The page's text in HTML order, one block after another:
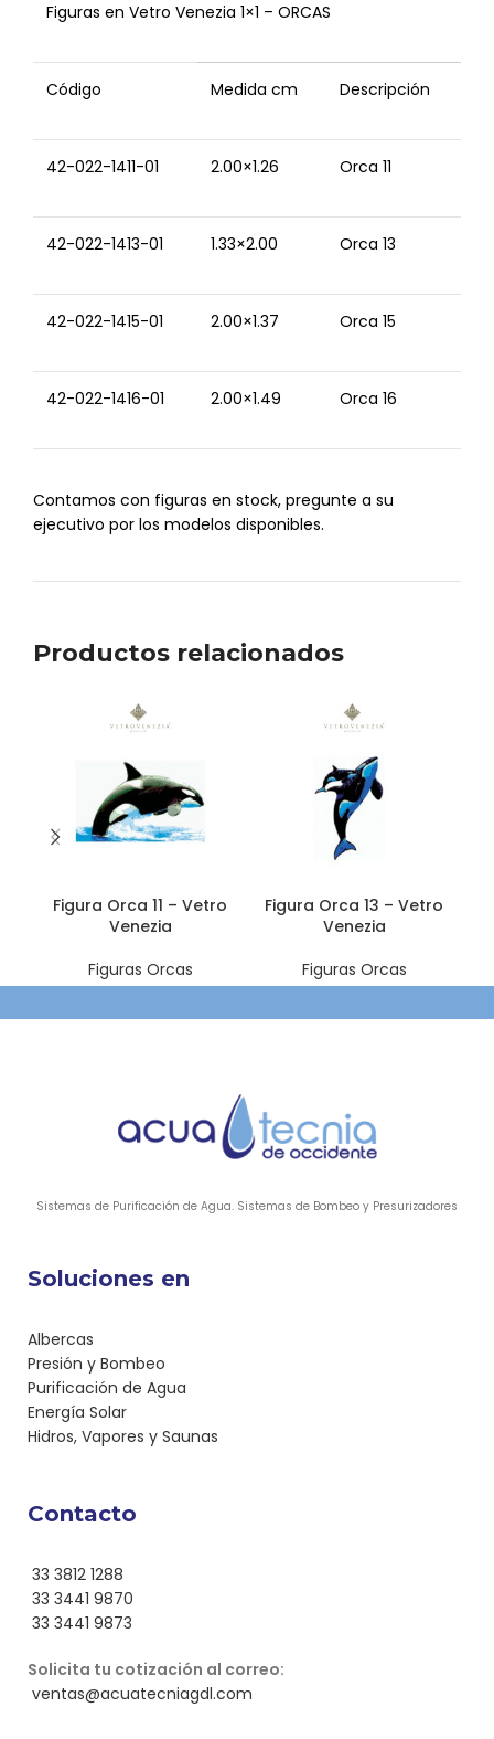
Figuras en Vetro Venezia 1×1 – ORCAS
Código Medida cm Descripción
42-022-1411-01 2.00×1.26 Orca 11
42-022-1413-01 1.33×2.00 Orca 13
42-022-1415-01 2.00×1.37 Orca 15
42-022-1416-01 2.00×1.49 Orca 16
Contamos con figuras en stock, pregunte a su
ejecutivo por los modelos disponibles.
Productos relacionados
Figura Orca 11 – Vetro
Venezia
Figuras Orcas
Figura Orca 13 – Vetro
Venezia
Figuras Orcas
Sistemas de Purificación de Agua. Sistemas de Bombeo y Presurizadores
Soluciones en
Albercas
Presión y Bombeo
Purificación de Agua
Energía Solar
Hidros, Vapores y Saunas
Contacto
33 3812 1288
33 3441 9870
33 3441 9873
Solicita tu cotización al correo:
ventas@acuatecniagdl.com